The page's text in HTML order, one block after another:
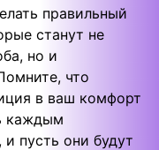
правильный
станут не
но и
что
в ваш комфорт
каждым
пусть они будут